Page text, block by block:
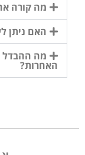
מה קורה
האם ניתן
מה ההבדל
האחרות?